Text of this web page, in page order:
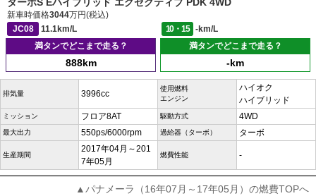
ターボS Eハイブリッド エグゼクティブ PDK 4WD
新車時価格3044万円(税込)
JC08
11.1km/L 10・15
-km/L
満タンでどこまで走る？
888km
満タンでどこまで走る？
-km
排気量 3996cc
使用燃料
エンジン
ハイオク
ハイブリッド
ミッション フロア8AT 駆動方式 4WD
最大出力 550ps/6000rpm 過給器（ターボ） ターボ
生産期間
2017年04月～201
7年05月
燃費性能 -
▲パナメーラ（16年07月～17年05月）の燃費TOPへ